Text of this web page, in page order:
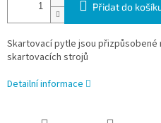
Přidat do
Skartovací pytle jsou
skartovacích strojů
Detailní informace